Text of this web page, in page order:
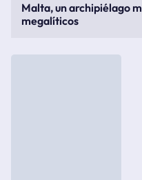
Malta, un archipiélago
megalíticos